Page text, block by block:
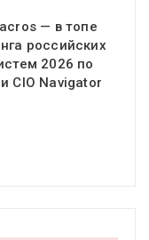
— в топе
российских
2026 по
CIO Navigator